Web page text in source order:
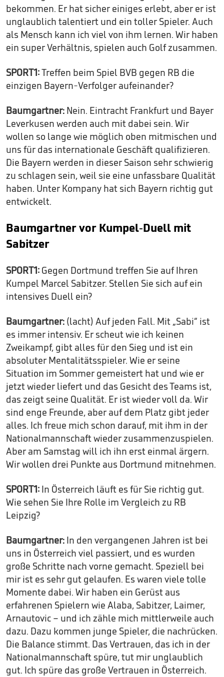
bekommen. Er hat sicher einiges erlebt, aber er ist
unglaublich talentiert und ein toller Spieler. Auch
als Mensch kann ich viel von ihm lernen. Wir haben
ein super Verhältnis, spielen auch Golf zusammen.
SPORT1:Treffen beim Spiel BVB gegen RB die
einzigen Bayern-Verfolger aufeinander?
Baumgartner: Nein. Eintracht Frankfurt und Bayer
Leverkusen werden auch mit dabei sein. Wir
wollen so lange wie möglich oben mitmischen und
uns für das internationale Geschäft qualifizieren.
Die Bayern werden in dieser Saison sehr schwierig
zu schlagen sein, weil sie eine unfassbare Qualität
haben. Unter Kompany hat sich Bayern richtig gut
entwickelt.
Baumgartner vor Kumpel-Duell mit
Sabitzer
SPORT1: Gegen Dortmund treffen Sie auf Ihren
Kumpel Marcel Sabitzer. Stellen Sie sich auf ein
intensives Duell ein?
Baumgartner: (lacht) Auf jeden Fall. Mit „Sabi“ ist
es immer intensiv. Er scheut wie ich keinen
Zweikampf, gibt alles für den Sieg und ist ein
absoluter Mentalitätsspieler. Wie er seine
Situation im Sommer gemeistert hat und wie er
jetzt wieder liefert und das Gesicht des Teams ist,
das zeigt seine Qualität. Er ist wieder voll da. Wir
sind enge Freunde, aber auf dem Platz gibt jeder
alles. Ich freue mich schon darauf, mit ihm in der
Nationalmannschaft wieder zusammenzuspielen.
Aber am Samstag will ich ihn erst einmal ärgern.
Wir wollen drei Punkte aus Dortmund mitnehmen.
SPORT1: In Österreich läuft es für Sie richtig gut.
Wie sehen Sie Ihre Rolle im Vergleich zu RB
Leipzig?
Baumgartner: In den vergangenen Jahren ist bei
uns in Österreich viel passiert, und es wurden
große Schritte nach vorne gemacht. Speziell bei
mir ist es sehr gut gelaufen. Es waren viele tolle
Momente dabei. Wir haben ein Gerüst aus
erfahrenen Spielern wie Alaba, Sabitzer, Laimer,
Arnautovic – und ich zähle mich mittlerweile auch
dazu. Dazu kommen junge Spieler, die nachrücken.
Die Balance stimmt. Das Vertrauen, das ich in der
Nationalmannschaft spüre, tut mir unglaublich
gut. Ich spüre das große Vertrauen in Österreich.